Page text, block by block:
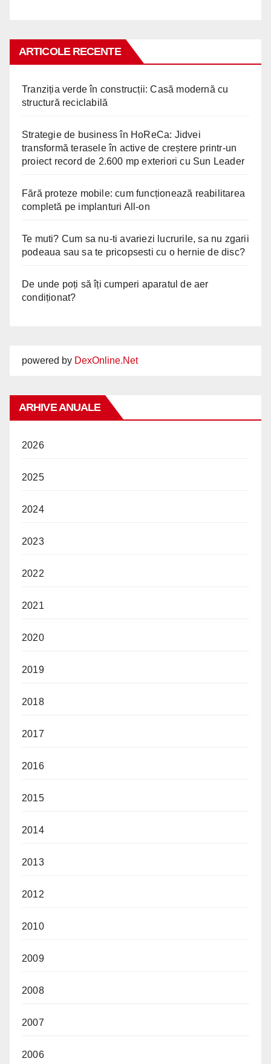
ARTICOLE RECENTE
Tranziția verde în construcții: Casă modernă cu
structură reciclabilă
Strategie de business în HoReCa: Jidvei
transformă terasele în active de creștere printr-un
proiect record de 2.600 mp exteriori cu Sun Leader
Fără proteze mobile: cum funcționează reabilitarea
completă pe implanturi All-on
Te muti? Cum sa nu-ti avariezi lucrurile, sa nu zgarii
podeaua sau sa te pricopsesti cu o hernie de disc?
De unde poți să îți cumperi aparatul de aer
condiționat?
powered by DexOnline.Net
ARHIVE ANUALE
2026
2025
2024
2023
2022
2021
2020
2019
2018
2017
2016
2015
2014
2013
2012
2010
2009
2008
2007
2006